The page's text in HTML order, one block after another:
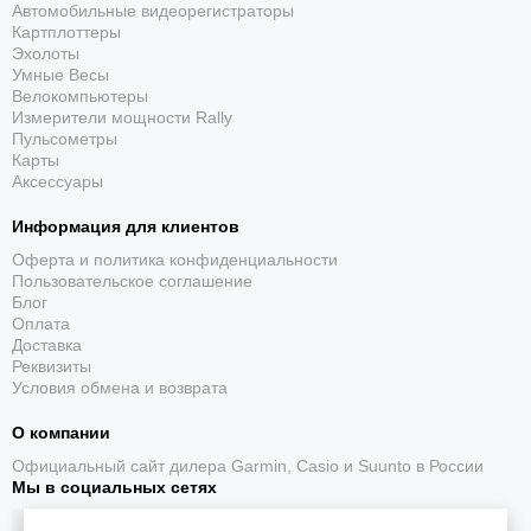
отдыха – они не подведут в любой ситуации.
Почему женщины выбирают Casio?
Непревзойденная надежность: кварцевые механизмы с
минимальной погрешностью.
Практичность: водонепроницаемость, ударопрочность,
Доступная роскошь: премиальное качество по разумной
цене.
Популярные линейки женских часов
водонепроницаемость 100–200 метров;
Автомобильные видеорегистраторы
Картплоттеры
Эхолоты
Умные Весы
Велокомпьютеры
Измерители мощности Rally
Пульсометры
Карты
Аксессуары
Информация для клиентов
Оферта и политика конфиденциальности
Пользовательское соглашение
Блог
Оплата
Доставка
Реквизиты
Условия обмена и возврата
О компании
Официальный сайт дилера Garmin, Casio и Suunto в России
Мы в социальных сетях